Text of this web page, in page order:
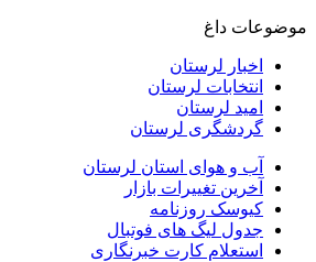
موضوعات داغ
اخبار لرستان
انتخابات لرستان
امید لرستان
گردشگری لرستان
آب و هوای استان لرستان
آخرین تغییرات بازار
کیوسک روزنامه
جدول لیگ های فوتبال
استعلام کارت خبرنگاری